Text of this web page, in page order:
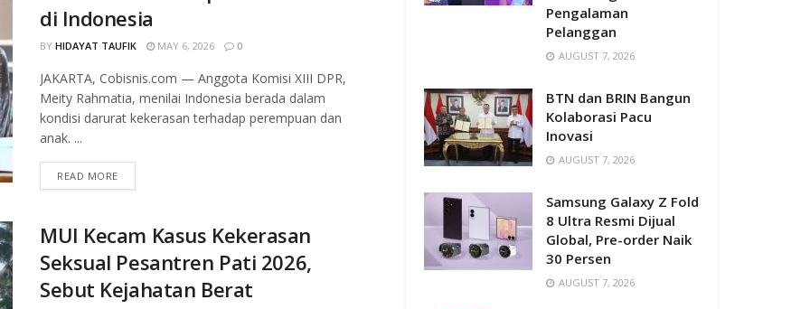
di Indonesia
BY HIDAYAT TAUFIK MAY 6, 2026 0
JAKARTA, Cobisnis.com — Anggota Komisi XIII DPR,
Meity Rahmatia, menilai Indonesia berada dalam
kondisi darurat kekerasan terhadap perempuan dan
anak. ...
READ MORE
MUI Kecam Kasus Kekerasan
Seksual Pesantren Pati 2026,
Sebut Kejahatan Berat
Pengalaman
Pelanggan
AUGUST 7, 2026
BTN dan BRIN Bangun
Kolaborasi Pacu
Inovasi
AUGUST 7, 2026
Samsung Galaxy Z Fold
8 Ultra Resmi Dijual
Global, Pre-order Naik
30 Persen
AUGUST 7, 2026